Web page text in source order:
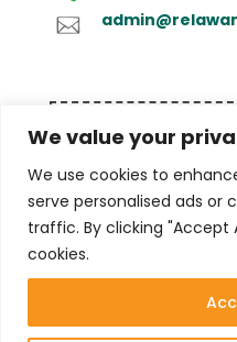
We value your
We use cookies to
serve personalised ads or
traffic. By clicking "Accept
cookies.
Relawan Nusantara
bukan bersumber
bukan untuk tujuan
laundry), termasuk